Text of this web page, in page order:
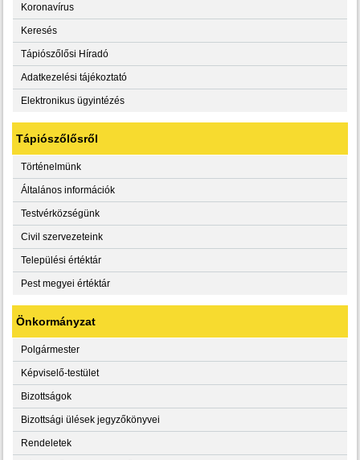
Koronavírus
Keresés
Tápiószőlősi Híradó
Adatkezelési tájékoztató
Elektronikus ügyintézés
Tápiószőlősről
Történelmünk
Általános információk
Testvérközségünk
Civil szervezeteink
Települési értéktár
Pest megyei értéktár
Önkormányzat
Polgármester
Képviselő-testület
Bizottságok
Bizottsági ülések jegyzőkönyvei
Rendeletek